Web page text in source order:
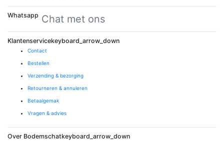
Whatsapp Chat met ons
Klantenservicekeyboard_arrow_down
Contact
Bestellen
Verzending & bezorging
Retourneren & annuleren
Betaalgemak
Vragen & advies
Over Bodemschatkeyboard_arrow_down